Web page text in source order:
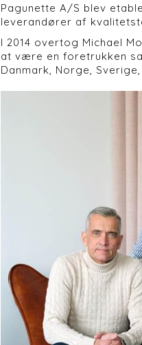
Pagunette A/S blev
leverandører af
I 2014 overtog Michael
at være en foretrukken
Danmark, Norge,